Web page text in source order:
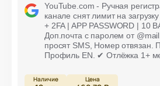
YouTube.com - Ручная
канале снят лимит на
+ 2FA | APP PASSWORD | 10
Доп.почта с паролем от
просят SMS, Номер отвязан.
Профиль EN. ✔ Отлёжка 1+